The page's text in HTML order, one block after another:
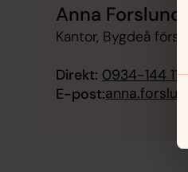
Anna Forslund
Kantor, Bygdeå
Direkt: 0934-144 11
E-post: